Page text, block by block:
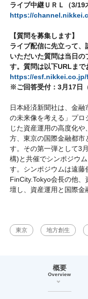
ライブ中継ＵＲＬ（3/
https://
【質問を募集します】
ライブ配信に先立って、
いただいた質問は当日の
す。 質問は以下URLまで
https://esf.nikkei.co.jp/
※ご回答受付：3月17日
日本経済新聞社は、金
の未来像を考える」プロ
じた資産運用の高度化
方、東京の国際金融都市
す。その第一弾として3
構)と共催でシンポジウ
す。シンポジウムは遠藤
FinCity.Tokyo会長の他
壇し、資産運用と国際金
東京 地方創生
概要
Overview